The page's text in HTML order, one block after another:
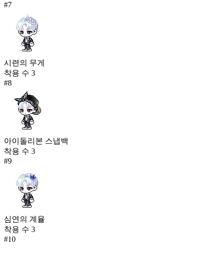
#7
시련의 무게
착용 수 3
#8
아이돌리본 스냅백
착용 수 3
#9
심연의 계율
착용 수 3
#10